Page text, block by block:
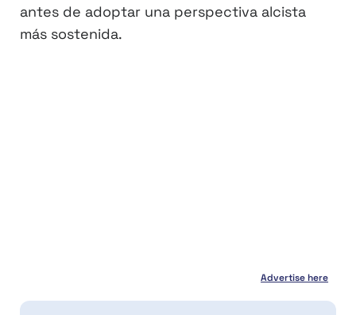
antes de adoptar una perspectiva alcista
más sostenida.
Advertise here